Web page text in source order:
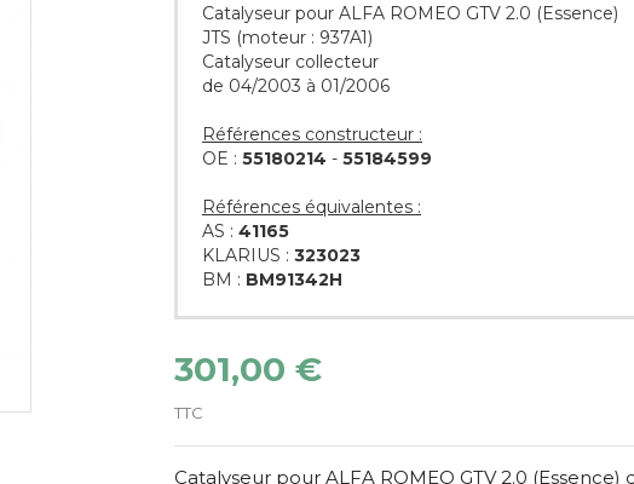
Catalyseur pour ALFA ROMEO GTV 2.0 (Essence)
JTS (moteur : 937A1)
Catalyseur collecteur
de 04/2003 à 01/2006
Références constructeur :
OE : 55180214 - 55184599
Références équivalentes :
AS : 41165
KLARIUS : 323023
BM : BM91342H
301,00 €
TTC
Catalyseur pour ALFA ROMEO GTV 2.0 (Essence)